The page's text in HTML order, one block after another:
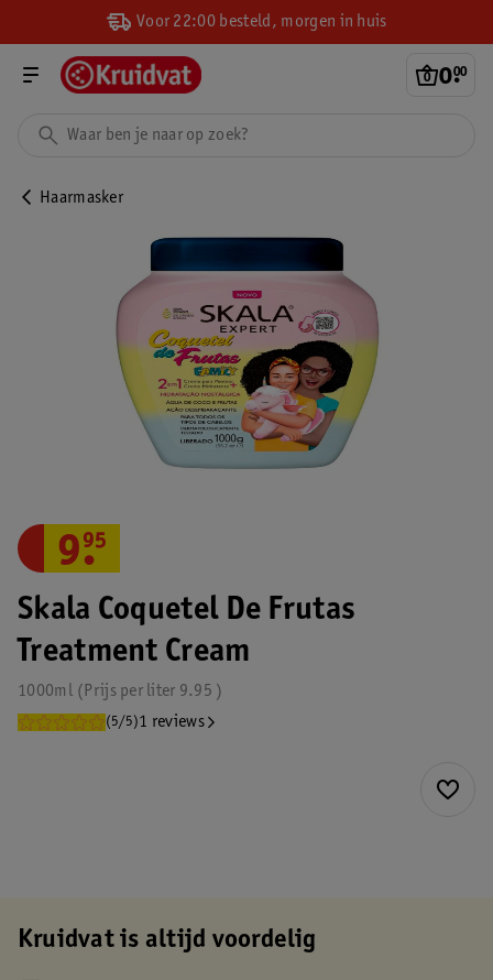
Voor 22:00 besteld, morgen in huis
0.
00
Haarmasker
Skala Coquetel De Frutas
Treatment Cream
1000ml 9.95
Prijs per liter
(5/5)1 reviews
9.
95
Kruidvat is altijd voordelig